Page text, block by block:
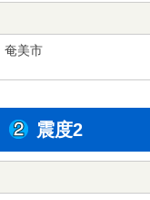
奄美市
震度2